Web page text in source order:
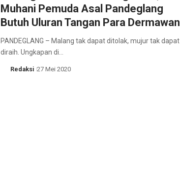
Muhani Pemuda Asal Pandeglang
Butuh Uluran Tangan Para Dermawan
PANDEGLANG – Malang tak dapat ditolak, mujur tak dapat
diraih. Ungkapan di…
Redaksi 27 Mei 2020